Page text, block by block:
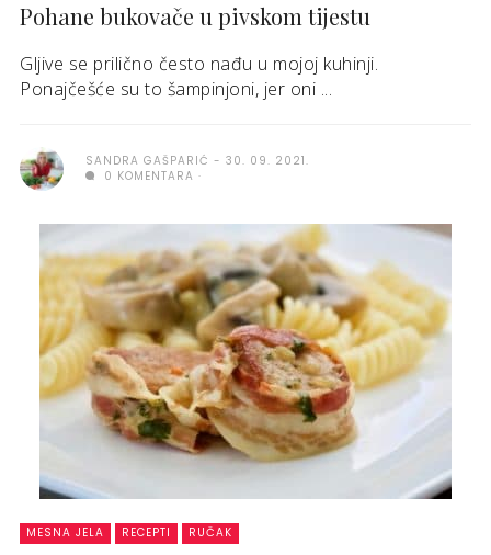
Pohane bukovače u pivskom tijestu
Gljive se prilično često nađu u mojoj kuhinji.
Ponajčešće su to šampinjoni, jer oni ...
SANDRA GAŠPARIĆ
30. 09. 2021.
0 KOMENTARA
MESNA JELA RECEPTI RUČAK